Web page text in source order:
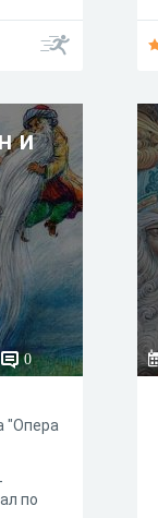
путь.
и
0
"Опера
по